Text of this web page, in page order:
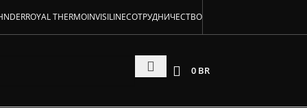
под заказ
ROYAL THERMOINVISILINEСОТРУДНИЧЕСТВО
0 BR